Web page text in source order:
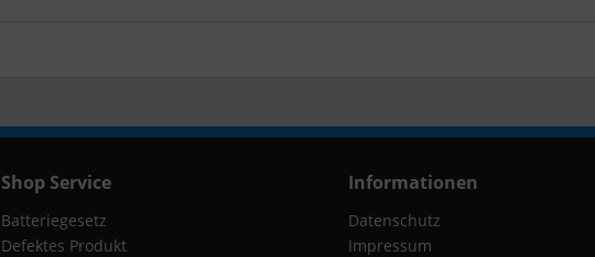
Shop Service
Batteriegesetz
Defektes Produkt
Informationen
Datenschutz
Impressum